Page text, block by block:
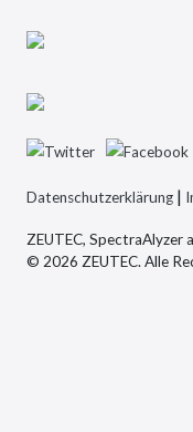
Datenschutzerklärung |
ZEUTEC, SpectraAlyzer
© 2026 ZEUTEC. Alle